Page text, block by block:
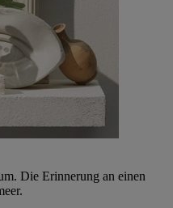
Die Erinnerung an einen